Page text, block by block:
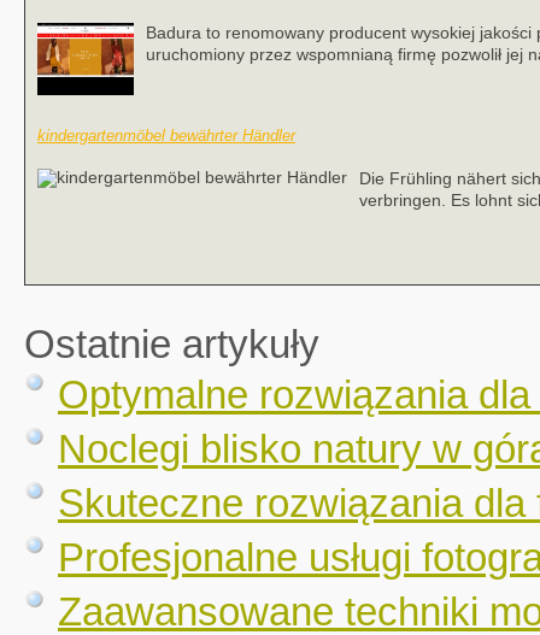
Badura to renomowany producent wysokiej
uruchomiony przez wspomnianą firmę pozwolił jej
kindergartenmöbel bewährter Händler
Die Frühling nähert
verbringen. Es lohnt
Ostatnie artykuły
Optymalne rozwiązania dla
Noclegi blisko natury w
Skuteczne rozwiązania
Profesjonalne usługi
Zaawansowane techniki